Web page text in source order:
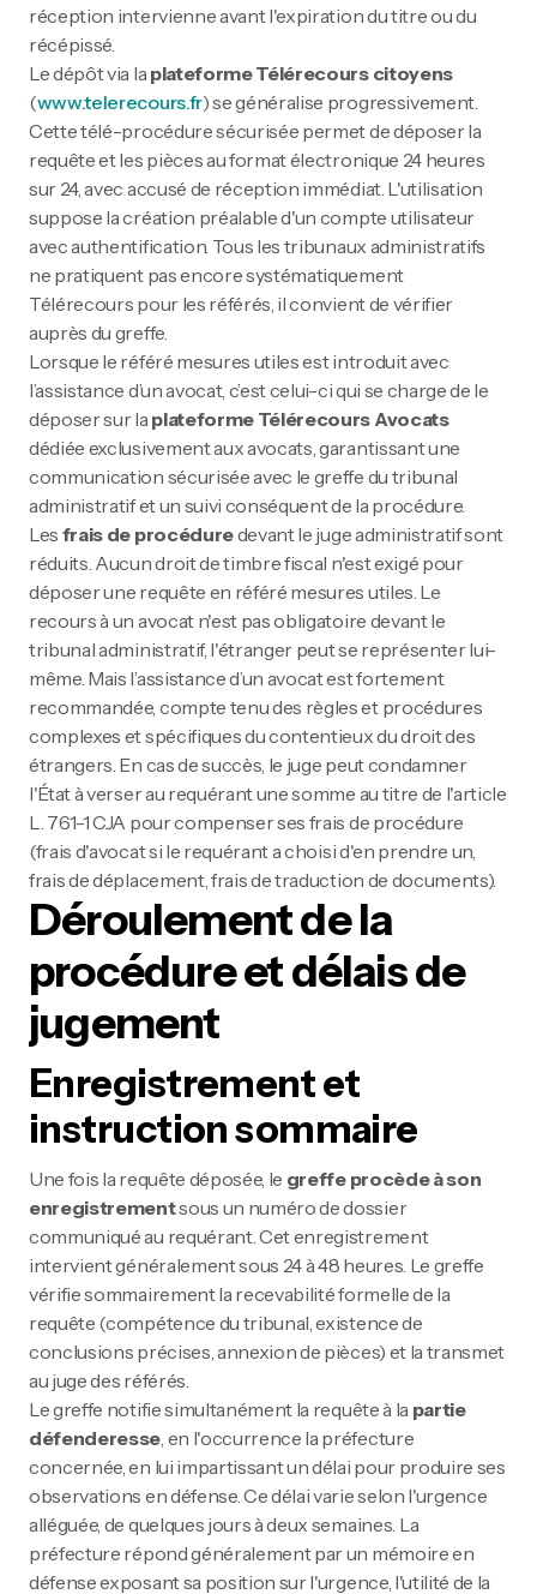
réception intervienne avant l'expiration du titre ou du
récépissé.
Le dépôt via laplateforme Télérecours citoyens
(www.telerecours.fr) se généralise progressivement.
Cette télé-procédure sécurisée permet de déposer la
requête et les pièces au format électronique 24 heures
sur 24, avec accusé de réception immédiat. L'utilisation
suppose la création préalable d'un compte utilisateur
avec authentification. Tous les tribunaux administratifs
ne pratiquent pas encore systématiquement
Télérecours pour les référés, il convient de vérifier
auprès du greffe.
Lorsque le référé mesures utiles est introduit avec
l’assistance d’un avocat, c’est celui-ci qui se charge de le
déposer sur laplateforme Télérecours Avocats
dédiée exclusivement aux avocats, garantissant une
communication sécurisée avec le greffe du tribunal
administratif et un suivi conséquent de la procédure.
Les frais de procéduredevant le juge administratif sont
réduits. Aucun droit de timbre fiscal n'est exigé pour
déposer une requête en référé mesures utiles. Le
recours à un avocat n'est pas obligatoire devant le
tribunal administratif, l'étranger peut se représenter lui-
même. Mais l’assistance d’un avocat est fortement
recommandée, compte tenu des règles et procédures
complexes et spécifiques du contentieux du droit des
étrangers. En cas de succès, le juge peut condamner
l'État à verser au requérant une somme au titre de l'article
L. 761-1 CJA pour compenser ses frais de procédure
(frais d'avocat si le requérant a choisi d'en prendre un,
frais de déplacement, frais de traduction de documents).
Déroulement de la
procédure et délais de
jugement
Enregistrement et
instruction sommaire
Une fois la requête déposée, le greffe procède à son
enregistrementsous un numéro de dossier
communiqué au requérant. Cet enregistrement
intervient généralement sous 24 à 48 heures. Le greffe
vérifie sommairement la recevabilité formelle de la
requête (compétence du tribunal, existence de
conclusions précises, annexion de pièces) et la transmet
au juge des référés.
Le greffe notifie simultanément la requête à la partie
défenderesse, en l'occurrence la préfecture
concernée, en lui impartissant un délai pour produire ses
observations en défense. Ce délai varie selon l'urgence
alléguée, de quelques jours à deux semaines. La
préfecture répond généralement par un mémoire en
défense exposant sa position sur l'urgence, l'utilité de la